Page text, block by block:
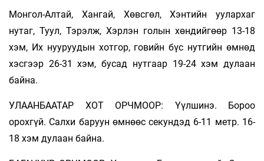
Монгол-Алтай, Хангай, Хөвсгөл, Хэнтийн уулархаг
нутаг, Туул, Тэрэлж, Хэрлэн голын хөндийгөөр 13-18
хэм, Их нууруудын хотгор, говийн бүс нутгийн өмнөд
хэсгээр 26-31 хэм, бусад нутгаар 19-24 хэм дулаан
байна.
УЛААНБААТАР ХОТ ОРЧМООР: Үүлшинэ. Бороо
орохгүй. Салхи баруун өмнөөс секундэд 6-11 метр. 16-
18 хэм дулаан байна.